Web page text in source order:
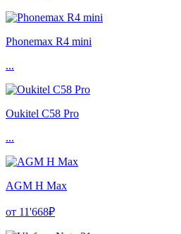
Phonemax R4 mini
...
Oukitel C58 Pro
...
AGM H Max
от 11'668₽